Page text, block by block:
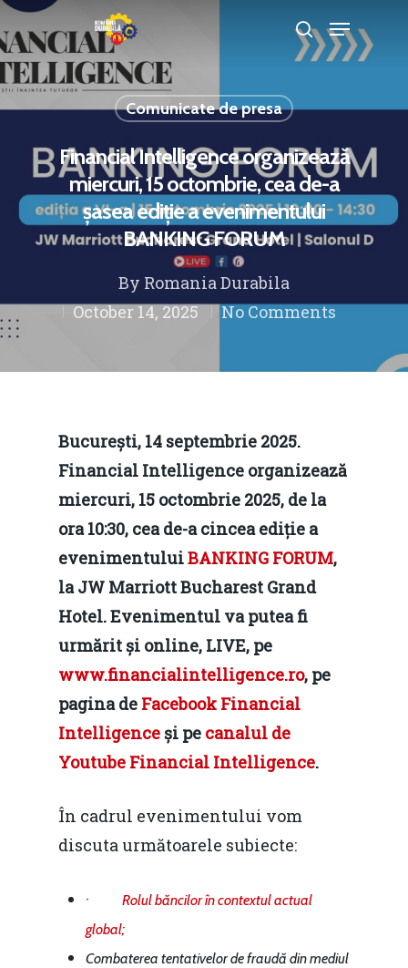
Hit enter to search or ESC to close
Comunicate de presa
Financial Intelligence organizează
miercuri, 15 octombrie, cea de-a
șasea ediție a evenimentului
BANKING FORUM
By Romania Durabila
October 14, 2025
No Comments
București, 14 septembrie 2025.
Financial Intelligence organizează
miercuri, 15 octombrie 2025, de la
ora 10:30, cea de-a cincea ediție a
evenimentuluiBANKING FORUM,
la JW Marriott Bucharest Grand
Hotel. Evenimentul va putea fi
urmărit și online, LIVE, pe
www.financialintelligence.ro, pe
pagina de Facebook Financial
Intelligence și pe canalul de
Youtube Financial Intelligence.
În cadrul evenimentului vom
discuta următoarele subiecte:
·
Rolul băncilor în contextul actual
global;
Combaterea tentativelor de fraudă din mediul